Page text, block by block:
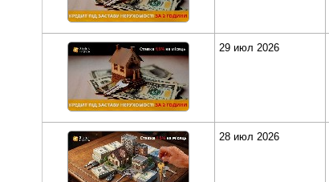
29 июл 2026
28 июл 2026